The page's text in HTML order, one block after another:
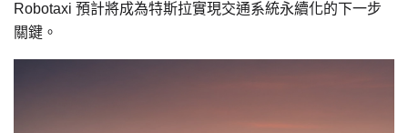
Robotaxi 預計將成為特斯拉實現交通系統永續化的下一步
關鍵。